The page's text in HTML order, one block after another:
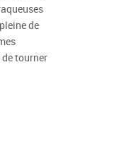
de
tourner